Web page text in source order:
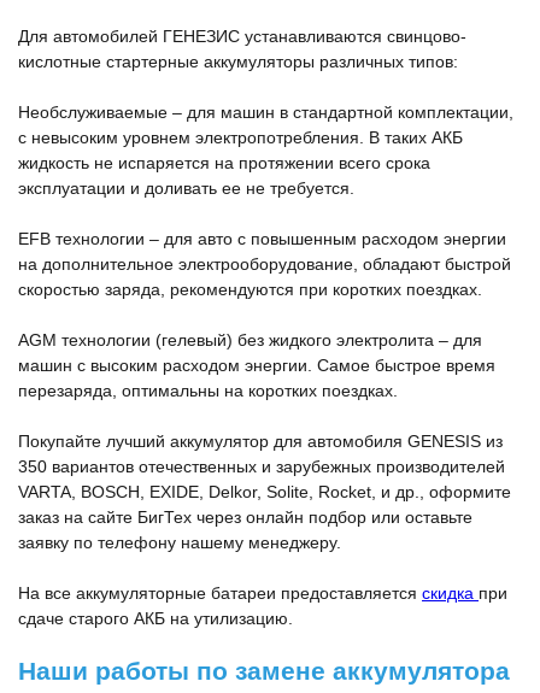
Для автомобилей ГЕНЕЗИС устанавливаются свинцово-
кислотные стартерные аккумуляторы различных типов:
Необслуживаемые – для машин в стандартной комплектации,
с невысоким уровнем электропотребления. В таких АКБ
жидкость не испаряется на протяжении всего срока
эксплуатации и доливать ее не требуется.
EFB технологии – для авто с повышенным расходом энергии
на дополнительное электрооборудование, обладают быстрой
скоростью заряда, рекомендуются при коротких поездках.
AGM технологии (гелевый) без жидкого электролита – для
машин с высоким расходом энергии. Самое быстрое время
перезаряда, оптимальны на коротких поездках.
Покупайте лучший аккумулятор для автомобиля GENESIS из
350 вариантов отечественных и зарубежных производителей
VARTA, BOSCH, EXIDE, Delkor, Solite, Rocket, и др., оформите
заказ на сайте БигТех через онлайн подбор или оставьте
заявку по телефону нашему менеджеру.
На все аккумуляторные батареи предоставляется скидка при
сдаче старого АКБ на утилизацию.
Наши работы по замене аккумулятора